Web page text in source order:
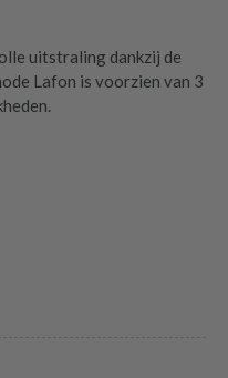
uitstraling dankzij de
Lafon is voorzien van 3